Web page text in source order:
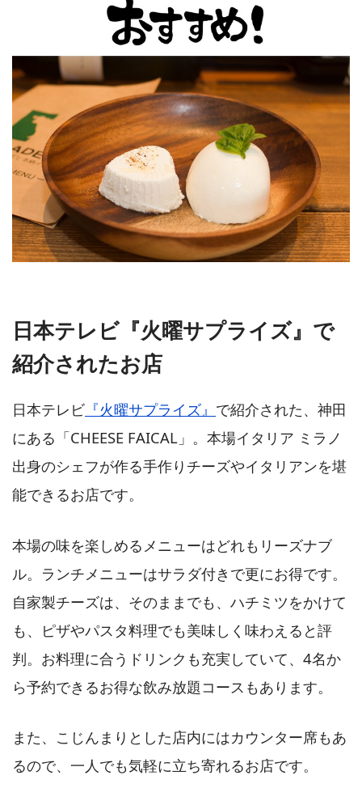
日本テレビ『火曜サプライズ』で
紹介されたお店
日本テレビ 『火曜サプライズ』 で紹介された、神田
にある「CHEESE FAICAL」。本場イタリア ミラノ
出身のシェフが作る手作りチーズやイタリアンを堪
能できるお店です。
本場の味を楽しめるメニューはどれもリーズナブ
ル。ランチメニューはサラダ付きで更にお得です。
自家製チーズは、そのままでも、ハチミツをかけて
も、ピザやパスタ料理でも美味しく味わえると評
判。お料理に合うドリンクも充実していて、4名か
ら予約できるお得な飲み放題コースもあります。
また、こじんまりとした店内にはカウンター席もあ
るので、一人でも気軽に立ち寄れるお店です。